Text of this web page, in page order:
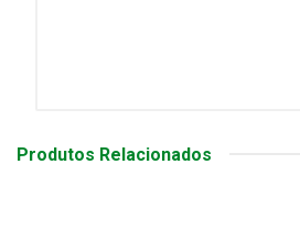
Produtos Relacionados